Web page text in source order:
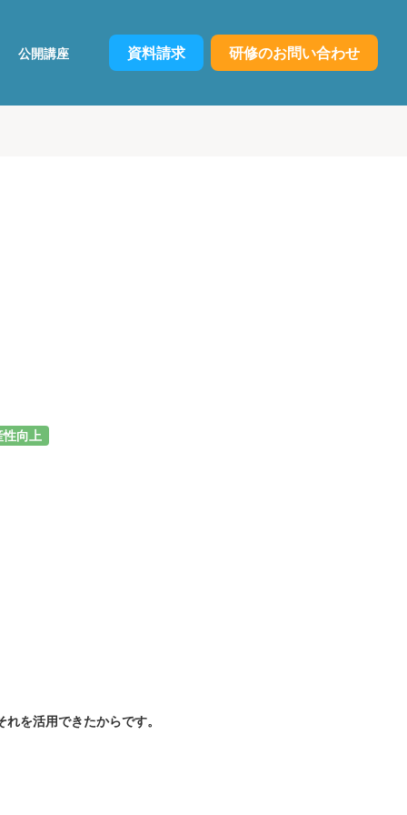
性向上
を活用できたからです。
公開講座 資料請求 研修のお問い合わせ